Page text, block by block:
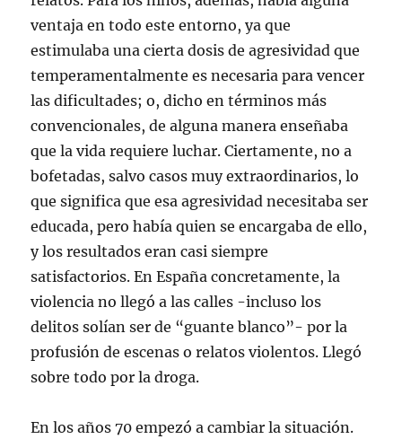
ventaja en todo este entorno, ya que
estimulaba una cierta dosis de agresividad que
temperamentalmente es necesaria para vencer
las dificultades; o, dicho en términos más
convencionales, de alguna manera enseñaba
que la vida requiere luchar. Ciertamente, no a
bofetadas, salvo casos muy extraordinarios, lo
que significa que esa agresividad necesitaba ser
educada, pero había quien se encargaba de ello,
y los resultados eran casi siempre
satisfactorios. En España concretamente, la
violencia no llegó a las calles -incluso los
delitos solían ser de “guante blanco”- por la
profusión de escenas o relatos violentos. Llegó
sobre todo por la droga.
En los años 70 empezó a cambiar la situación.